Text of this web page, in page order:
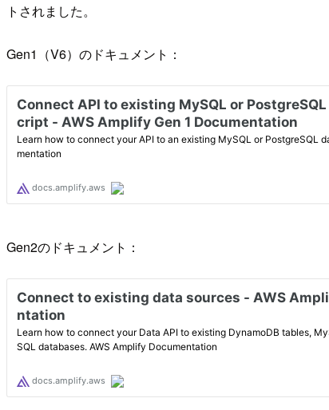
トされました。
Gen1（V6）のドキュメント：
Gen2のドキュメント：